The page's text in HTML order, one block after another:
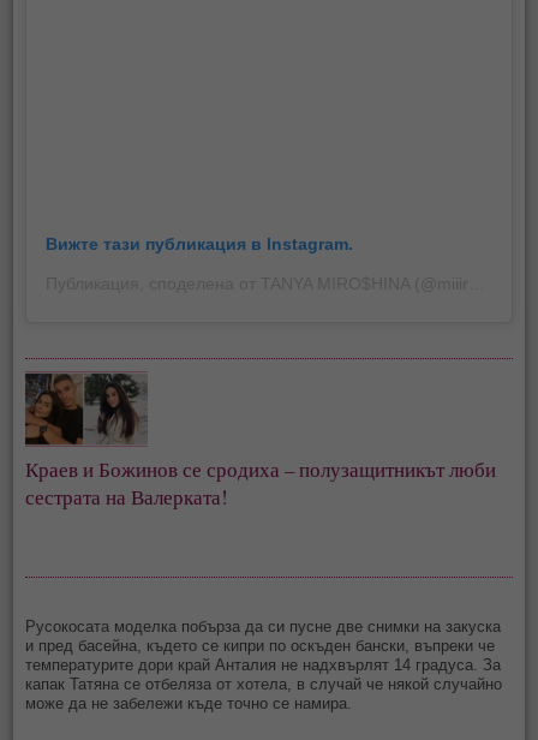
Вижте тази публикация в Instagram.
Краев и Божинов се сродиха – полузащитникът люби
сестрата на Валерката!
Русокосата моделка побърза да си пусне две снимки на закуска
и пред басейна, където се кипри по оскъден бански, въпреки че
температурите дори край Анталия не надхвърлят 14 градуса. За
капак Татяна се отбеляза от хотела, в случай че някой случайно
може да не забележи къде точно се намира.